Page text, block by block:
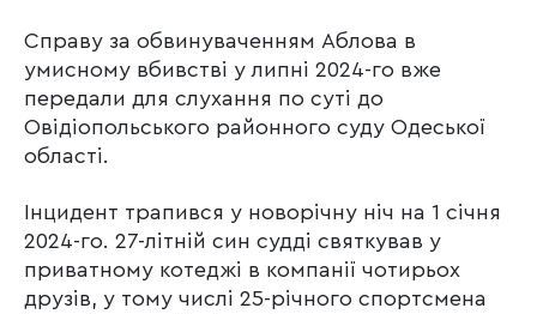
Справу за обвинуваченням Аблова в
умисному вбивстві у липні 2024-го вже
передали для слухання по суті до
Овідіопольського районного суду Одеської
області.
Інцидент трапився у новорічну ніч на 1 січня
2024-го. 27-літній син судді святкував у
приватному котеджі в компанії чотирьох
друзів, у тому числі 25-річного спортсмена